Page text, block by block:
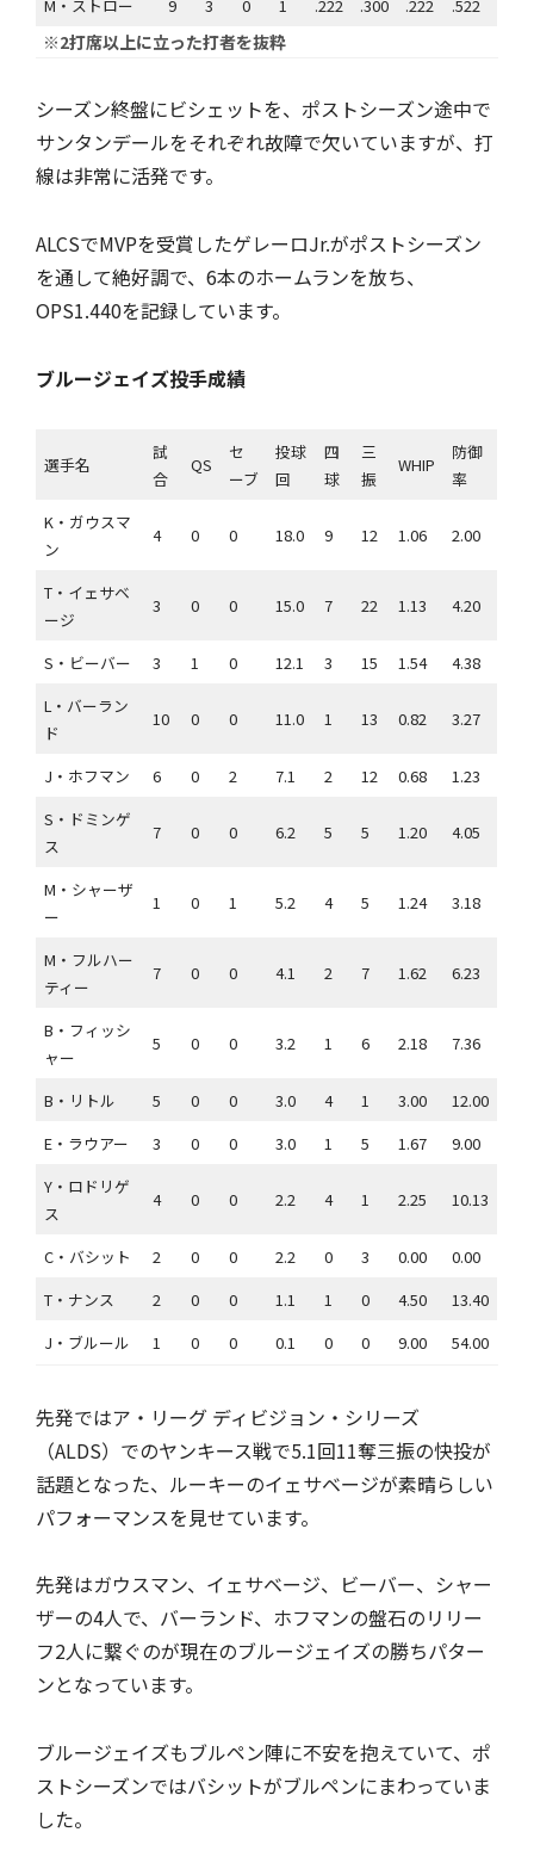
M・ストロー 9 3 0 1 .222 .300 .222 .522
※2打席以上に立った打者を抜粋
シーズン終盤にビシェットを、ポストシーズン途中で
サンタンデールをそれぞれ故障で欠いていますが、打
線は非常に活発です。
ALCSでMVPを受賞したゲレーロJr.がポストシーズン
を通して絶好調で、6本のホームランを放ち、
OPS1.440を記録しています。
ブルージェイズ投手成績
選手名
試
合
QS
セ
ーブ
投球
回
四
球
三
振
WHIP
防御
率
K・ガウスマ
ン
4 0 0 18.0 9 12 1.06 2.00
T・イェサベ
ージ
3 0 0 15.0 7 22 1.13 4.20
S・ビーバー 3 1 0 12.1 3 15 1.54
4.38
L・バーラン
ド
10 0 0 11.0 1 13 0.82 3.27
J・ホフマン 6 0 2 7.1 2 12 0.68
1.23
S・ドミンゲ
ス
7 0 0 6.2 5 5 1.20 4.05
M・シャーザ
ー
1 0 1 5.2 4 5 1.24 3.18
M・フルハー
ティー
7 0 0 4.1 2 7 1.62 6.23
B・フィッシ
ャー
5 0 0 3.2 1 6 2.18 7.36
B・リトル 5 0 0 3.0 4 1 3.00
12.00
E・ラウアー
3 0 0 3.0 1 5 1.67
9.00
Y・ロドリゲ
ス
4 0 0 2.2 4 1 2.25 10.13
C・バシット 2 0 0 2.2 0 3 0.00
0.00
T・ナンス
2 0 0 1.1 1 0 4.50
13.40
J・ブルール
1 0 0 0.1 0 0 9.00 54.00
先発ではア・リーグ ディビジョン・シリーズ
（ALDS）でのヤンキース戦で5.1回11奪三振の快投が
話題となった、ルーキーのイェサベージが素晴らしい
パフォーマンスを見せています。
先発はガウスマン、イェサベージ、ビーバー、シャー
ザーの4人で、バーランド、ホフマンの盤石のリリー
フ2人に繋ぐのが現在のブルージェイズの勝ちパター
ンとなっています。
ブルージェイズもブルペン陣に不安を抱えていて、ポ
ストシーズンではバシットがブルペンにまわっていま
した。